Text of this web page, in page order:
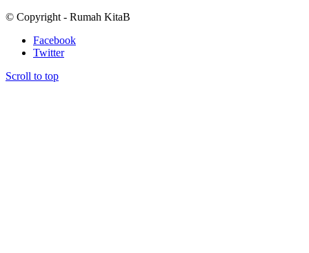
© Copyright - Rumah KitaB
Facebook
Twitter
Scroll to top